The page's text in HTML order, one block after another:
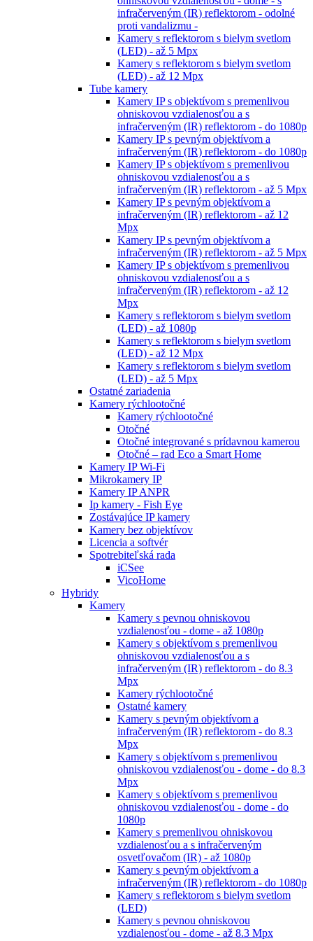
infračerveným (IR) reflektorom - odolné
proti vandalizmu -
Kamery s reflektorom s bielym svetlom
(LED) - až 5 Mpx
Kamery s reflektorom s bielym svetlom
(LED) - až 12 Mpx
Tube kamery
Kamery IP s objektívom s premenlivou
ohniskovou vzdialenosťou a s
infračerveným (IR) reflektorom - do 1080p
Kamery IP s pevným objektívom a
infračerveným (IR) reflektorom - do 1080p
Kamery IP s objektívom s premenlivou
ohniskovou vzdialenosťou a s
infračerveným (IR) reflektorom - až 5 Mpx
Kamery IP s pevným objektívom a
infračerveným (IR) reflektorom - až 12
Mpx
Kamery IP s pevným objektívom a
infračerveným (IR) reflektorom - až 5 Mpx
Kamery IP s objektívom s premenlivou
ohniskovou vzdialenosťou a s
infračerveným (IR) reflektorom - až 12
Mpx
Kamery s reflektorom s bielym svetlom
(LED) - až 1080p
Kamery s reflektorom s bielym svetlom
(LED) - až 12 Mpx
Kamery s reflektorom s bielym svetlom
(LED) - až 5 Mpx
Ostatné zariadenia
Kamery rýchlootočné
Kamery rýchlootočné
Otočné
Otočné integrované s prídavnou kamerou
Otočné – rad Eco a Smart Home
Kamery IP Wi-Fi
Mikrokamery IP
Kamery IP ANPR
Ip kamery - Fish Eye
Zostávajúce IP kamery
Kamery bez objektívov
Licencia a softvér
Spotrebiteľská rada
iCSee
VicoHome
Hybridy
Kamery
Kamery s pevnou ohniskovou
vzdialenosťou - dome - až 1080p
Kamery s objektívom s premenlivou
ohniskovou vzdialenosťou a s
infračerveným (IR) reflektorom - do 8.3
Mpx
Kamery rýchlootočné
Ostatné kamery
Kamery s pevným objektívom a
infračerveným (IR) reflektorom - do 8.3
Mpx
Kamery s objektívom s premenlivou
ohniskovou vzdialenosťou - dome - do 8.3
Mpx
Kamery s objektívom s premenlivou
ohniskovou vzdialenosťou - dome - do
1080p
Kamery s premenlivou ohniskovou
vzdialenosťou a s infračerveným
osvetľovačom (IR) - až 1080p
Kamery s pevným objektívom a
infračerveným (IR) reflektorom - do 1080p
Kamery s reflektorom s bielym svetlom
(LED)
Kamery s pevnou ohniskovou
vzdialenosťou - dome - až 8.3 Mpx